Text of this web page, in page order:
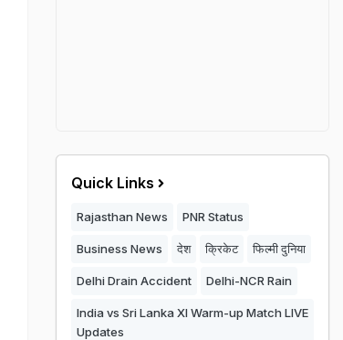
Quick Links
Rajasthan News PNR Status
Business News देश क्रिकेट फिल्मी दुनिया
Delhi Drain Accident Delhi-NCR Rain
India vs Sri Lanka XI Warm-up Match LIVE
Updates